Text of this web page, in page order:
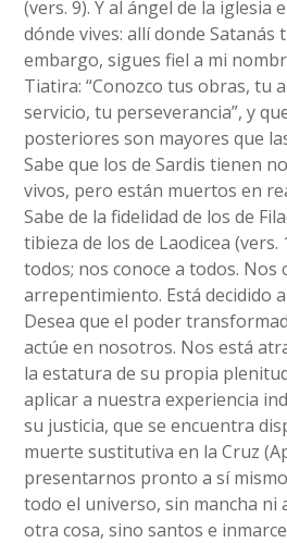
(vers. 9). Y al ángel de la iglesia
dónde vives: allí donde Satanás
embargo, sigues fiel a mi
Tiatira: “Conozco tus obras, tu
servicio, tu perseverancia”, y
posteriores son mayores que
Sabe que los de Sardis tienen
vivos, pero están muertos en
Sabe de la fidelidad de los de
tibieza de los de Laodicea (vers.
todos; nos conoce a todos. Nos
arrepentimiento. Está decidido
Desea que el poder
actúe en nosotros. Nos está
la estatura de su propia
aplicar a nuestra experiencia
su justicia, que se encuentra
muerte sustitutiva en la Cruz
presentarnos pronto a sí
todo el universo, sin mancha
otra cosa, sino santos e